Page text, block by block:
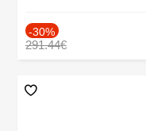
-30%
291.44€